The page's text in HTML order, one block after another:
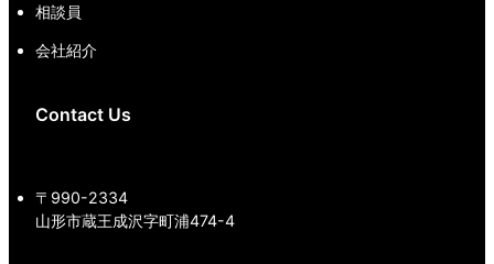
相談員
会社紹介
Contact Us
〒990-2334
山形市蔵王成沢字町浦474-4